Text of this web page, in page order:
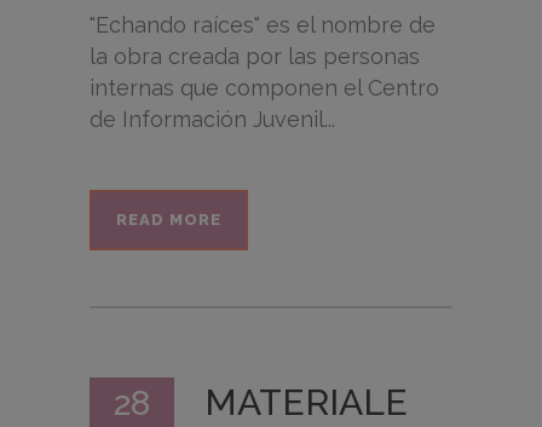
"Echando raíces" es el nombre de
la obra creada por las personas
internas que componen el Centro
de Información Juvenil...
READ MORE
28
MATERIALE